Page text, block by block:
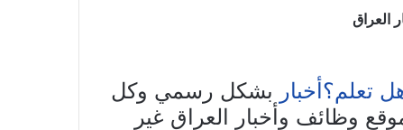
العراق
تعلم؟أخبار بشكل رسمي وكل
وظائف وأخبار العراق غير